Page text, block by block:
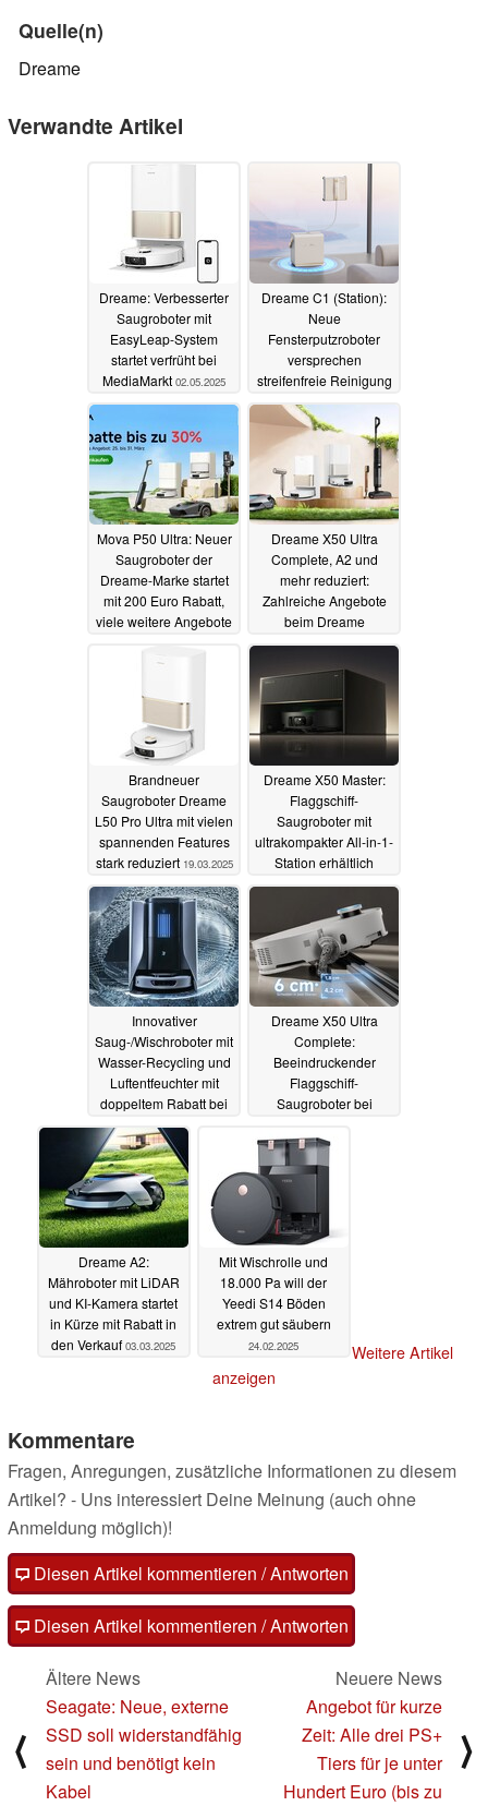
Quelle(n)
Dreame
Verwandte Artikel
Dreame: Verbesserter
Saugroboter mit
EasyLeap-System
startet verfrüht bei
MediaMarkt 02.05.2025
Dreame C1 (Station):
Neue
Fensterputzroboter
versprechen
streifenfreie Reinigung
bis in die Ecken
03.04.2025
Mova P50 Ultra: Neuer
Saugroboter der
Dreame-Marke startet
mit 200 Euro Rabatt,
viele weitere Angebote
Dreame X50 Ultra
Complete, A2 und
mehr reduziert:
Zahlreiche Angebote
beim Dreame
Frühlingssale25.03.2025
Brandneuer
Saugroboter Dreame
L50 Pro Ultra mit vielen
spannenden Features
stark reduziert 19.03.2025
Dreame X50 Master:
Flaggschiff-
Saugroboter mit
ultrakompakter All-in-1-
Station erhältlich
06.03.2025
Innovativer
Saug-/Wischroboter mit
Wasser-Recycling und
Luftentfeuchter mit
doppeltem Rabatt bei
Amazon05.03.2025
Dreame X50 Ultra
Complete:
Beeindruckender
Flaggschiff-
Saugroboter bei
Angebot03.03.2025
Dreame A2:
Mähroboter mit LiDAR
und KI-Kamera startet
in Kürze mit Rabatt in
den Verkauf 03.03.2025
Mit Wischrolle und
18.000 Pa will der
Yeedi S14 Böden
extrem gut säubern
24.02.2025
Weitere Artikel
anzeigen
Kommentare
Fragen, Anregungen, zusätzliche Informationen zu diesem
Artikel? - Uns interessiert Deine Meinung (auch ohne
Anmeldung möglich)!
Diesen Artikel kommentieren / Antworten
Diesen Artikel kommentieren / Antworten
⟨
Ältere News
Seagate: Neue, externe
SSD soll widerstandfähig
sein und benötigt kein
Kabel
Neuere News
Angebot für kurze
Zeit: Alle drei PS+
Tiers für je unter
Hundert Euro (bis zu
⟩